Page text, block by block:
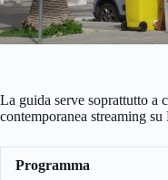
La guida serve soprattutto a
contemporanea streaming
Programma